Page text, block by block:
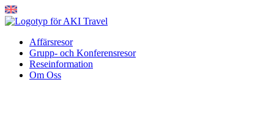
Hoppa
till
Affärsresor
Grupp- och Konferensresor
Reseinformation
Om Oss